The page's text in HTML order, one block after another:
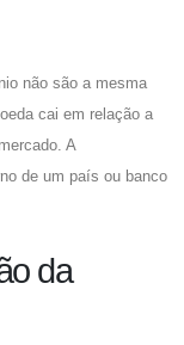
não são a mesma
cai em relação a
A
de um país ou banco
da